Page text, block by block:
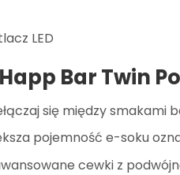
LED
Bar Twin
się między smakami
pojemność e-soku
cewki z